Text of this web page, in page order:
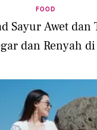
FOOD
Sayur Awet dan
dan Renyah